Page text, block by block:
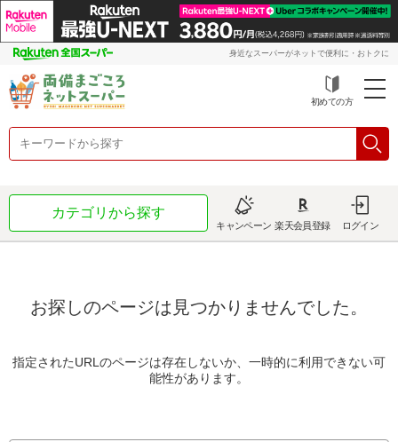
身近なスーパーがネットで便利に・おトクに
初めての方
カテゴリから探す
キャンペーン 楽天会員登録 ログイン
お探しのページは見つかりませんでした。
指定されたURLのページは存在しないか、一時的に利用できない可
能性があります。